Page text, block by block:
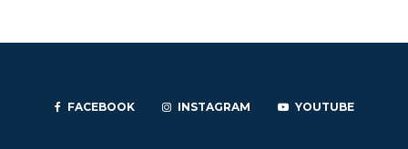
FACEBOOK INSTAGRAM YOUTUBE